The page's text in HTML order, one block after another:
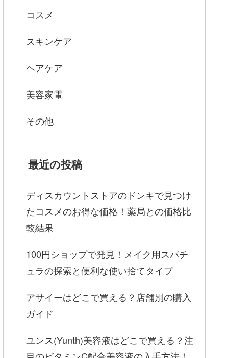
コスメ
スキンケア
ヘアケア
美容家電
その他
最近の投稿
ディスカウントストアのドンキで見つけ
たコスメのお得な価格！薬局との価格比
較結果
100円ショップで発見！メイク用スパチ
ュラの探索と便利な使い捨てタイプ
アサイーはどこで買える？店舗別の購入
ガイド
ユンス(Yunth)美容液はどこで買える？注